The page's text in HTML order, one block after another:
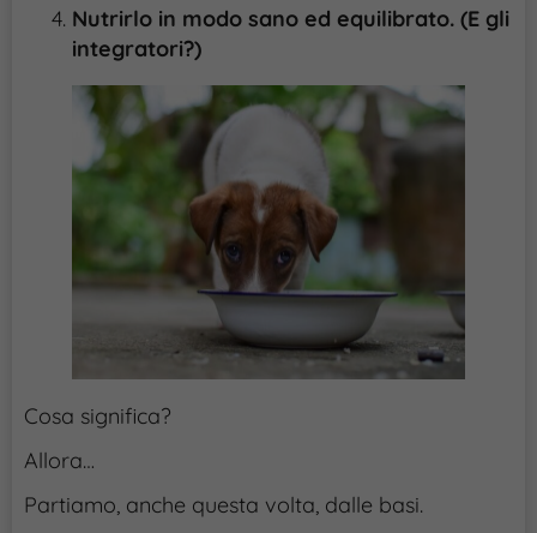
Nutrirlo in modo sano ed equilibrato. (E gli
integratori?)
Cosa significa?
Allora…
Partiamo, anche questa volta, dalle basi.